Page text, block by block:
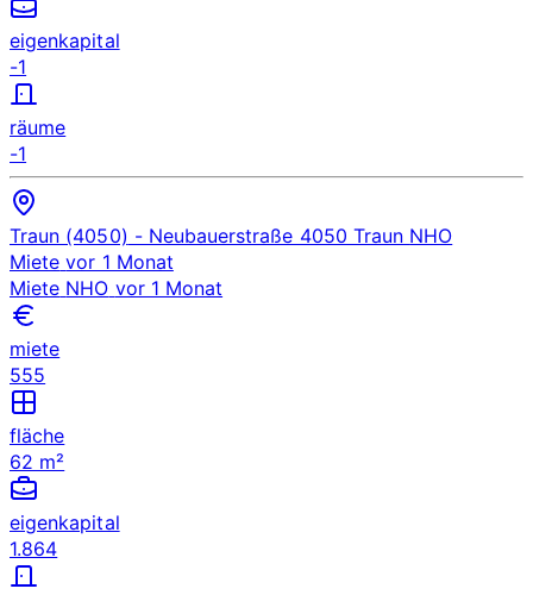
eigenkapital
-1
räume
-1
Traun (4050) - Neubauerstraße 4050 Traun NHO
Miete vor 1 Monat
Miete NHO vor 1 Monat
miete
555
fläche
62 m²
eigenkapital
1.864